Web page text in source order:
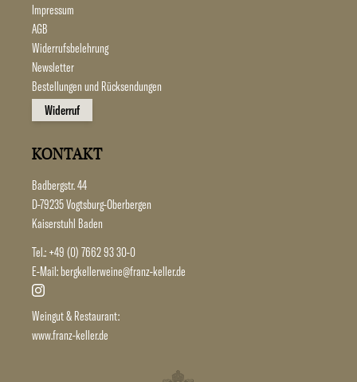
Impressum
AGB
Widerrufsbelehrung
Newsletter
Bestellungen und Rücksendungen
Widerruf
KONTAKT
Badbergstr. 44
D-79235 Vogtsburg-Oberbergen
Kaiserstuhl Baden
Tel.: +49 (0) 7662 93 30-0
E-Mail:bergkellerweine@franz-keller.de
Weingut & Restaurant:
www.franz-keller.de